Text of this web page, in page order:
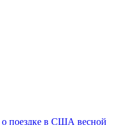
поездке в США весной